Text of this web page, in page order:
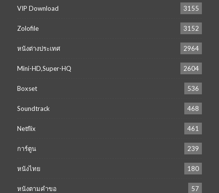
VIP Download 3155
Zolofile 3152
หนังต่างประเทศ 2964
Mini-HD,Super-HQ 2604
Boxset 536
Soundtrack 468
Netflix 461
การ์ตูน 239
หนังไทย 180
หนังตามคำขอ 57